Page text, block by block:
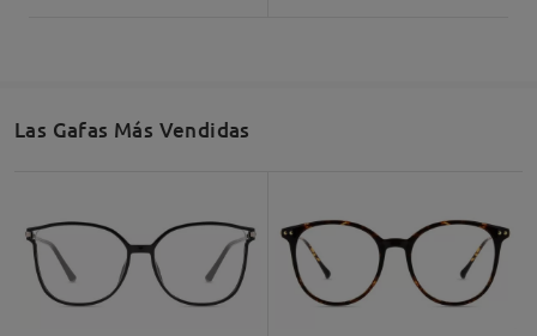
Las Gafas Más Vendidas